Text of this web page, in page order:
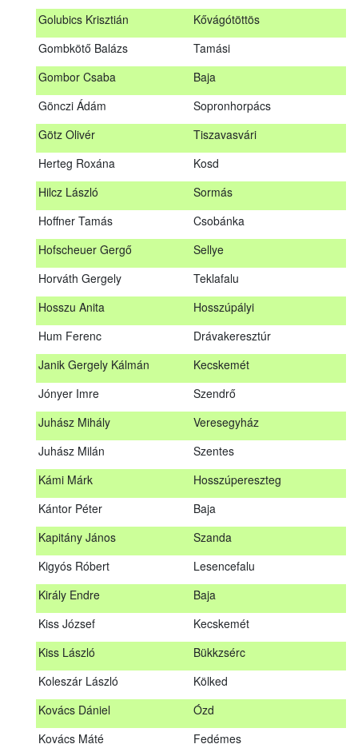
Golubics Krisztián
Kővágótöttös
Gombkötő Balázs
Tamási
Gombor Csaba
Baja
Gönczi Ádám
Sopronhorpács
Götz Olivér
Tiszavasvári
Herteg Roxána
Kosd
Hilcz László
Sormás
Hoffner Tamás
Csobánka
Hofscheuer Gergő
Sellye
Horváth Gergely
Teklafalu
Hosszu Anita
Hosszúpályi
Hum Ferenc
Drávakeresztúr
Janik Gergely Kálmán
Kecskemét
Jónyer Imre
Szendrő
Juhász Mihály
Veresegyház
Juhász Milán
Szentes
Kámi Márk
Hosszúpereszteg
Kántor Péter
Baja
Kapitány János
Szanda
Kigyós Róbert
Lesencefalu
Király Endre
Baja
Kiss József
Kecskemét
Kiss László
Bükkzsérc
Koleszár László
Kölked
Kovács Dániel
Ózd
Kovács Máté
Fedémes
Egyházasrádóc
Kiskorpád
Kővágótöttös
Gombor Csaba
Kosd
Csobánka
Horváth Gergely
Hosszu Anita
Drávakeresztúr
Szendrő
Veresegyház
Juhász Milán
Kámi Márk
Kántor Péter
Baja